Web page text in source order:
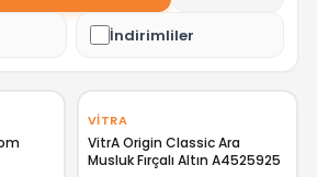
İndirimliler
VITRA
VitrA Origin Classic Ara
Musluk Fırçalı Altın A4525925